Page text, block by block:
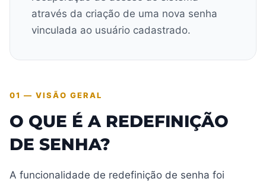
através da criação de uma nova senha
vinculada ao usuário cadastrado.
01 — VISÃO GERAL
O QUE É A REDEFINIÇÃO
DE SENHA?
A funcionalidade de redefinição de senha foi